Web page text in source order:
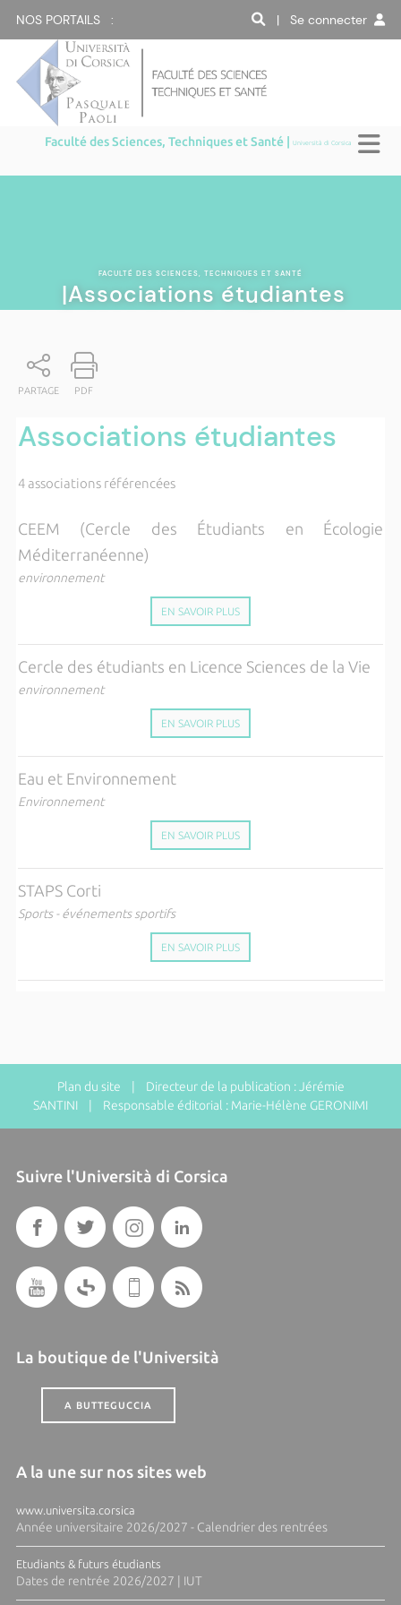
NOS PORTAILS : | Se connecter
Faculté des Sciences, Techniques et Santé |Università di Corsica
FACULTÉ DES SCIENCES, TECHNIQUES ET SANTÉ
|Associations étudiantes
PARTAGE PDF
Associations étudiantes
4 associations référencées
CEEM (Cercle des Étudiants en Écologie
Méditerranéenne)
environnement
EN SAVOIR PLUS
Cercle des étudiants en Licence Sciences de la Vie
environnement
EN SAVOIR PLUS
Eau et Environnement
Environnement
EN SAVOIR PLUS
STAPS Corti
Sports - événements sportifs
EN SAVOIR PLUS
Plan du site | Directeur de la publication : Jérémie
SANTINI | Responsable éditorial : Marie-Hélène GERONIMI
Suivre l'Università di Corsica
La boutique de l'Università
A BUTTEGUCCIA
A la une sur nos sites web
www.universita.corsica
Année universitaire 2026/2027 - Calendrier des rentrées
Etudiants & futurs étudiants
Dates de rentrée 2026/2027 | IUT